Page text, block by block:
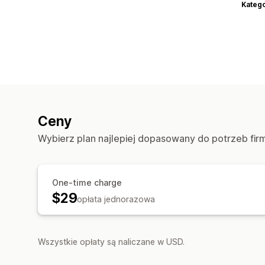
Ceny
Wybierz plan najlepiej dopasowany do potrzeb
One-time charge
$29opłata jednorazowa
Wszystkie opłaty są naliczane w USD.